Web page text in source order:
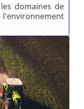
domaines de